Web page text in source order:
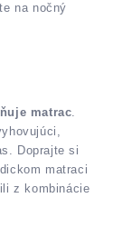
na nočný
matrac.
Doprajte si
matraci
z kombinácie